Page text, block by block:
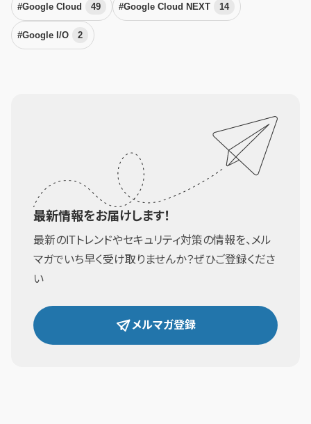
#Google Cloud 49 #Google Cloud NEXT 14
#Google I/O 2
最新情報をお届けします！
最新のITトレンドやセキュリティ対策の情報を、メル
マガでいち早く受け取りませんか？ぜひご登録くださ
い
メルマガ登録